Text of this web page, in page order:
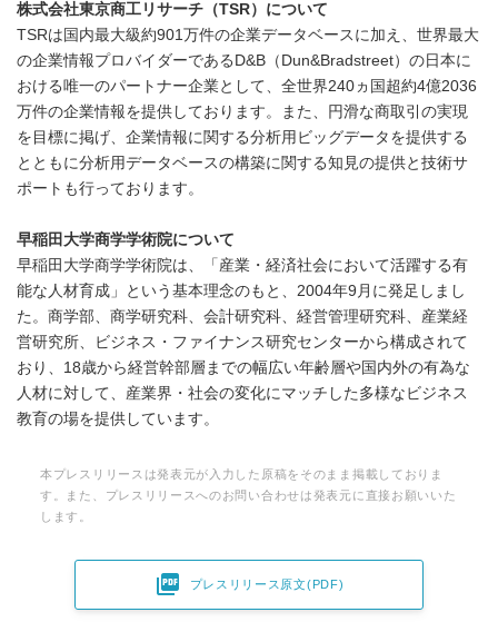
株式会社東京商工リサーチ（TSR）について
TSRは国内最大級約901万件の企業データベースに加え、世界最大
の企業情報プロバイダーであるD&B（Dun&Bradstreet）の日本に
おける唯一のパートナー企業として、全世界240ヵ国超約4億2036
万件の企業情報を提供しております。また、円滑な商取引の実現
を目標に掲げ、企業情報に関する分析用ビッグデータを提供する
とともに分析用データベースの構築に関する知見の提供と技術サ
ポートも行っております。
早稲田大学商学学術院について
早稲田大学商学学術院は、「産業・経済社会において活躍する有
能な人材育成」という基本理念のもと、2004年9月に発足しまし
た。商学部、商学研究科、会計研究科、経営管理研究科、産業経
営研究所、ビジネス・ファイナンス研究センターから構成されて
おり、18歳から経営幹部層までの幅広い年齢層や国内外の有為な
人材に対して、産業界・社会の変化にマッチした多様なビジネス
教育の場を提供しています。
本プレスリリースは発表元が入力した原稿をそのまま掲載しておりま
す。また、プレスリリースへのお問い合わせは発表元に直接お願いいた
します。
 プレスリリース原文(PDF)